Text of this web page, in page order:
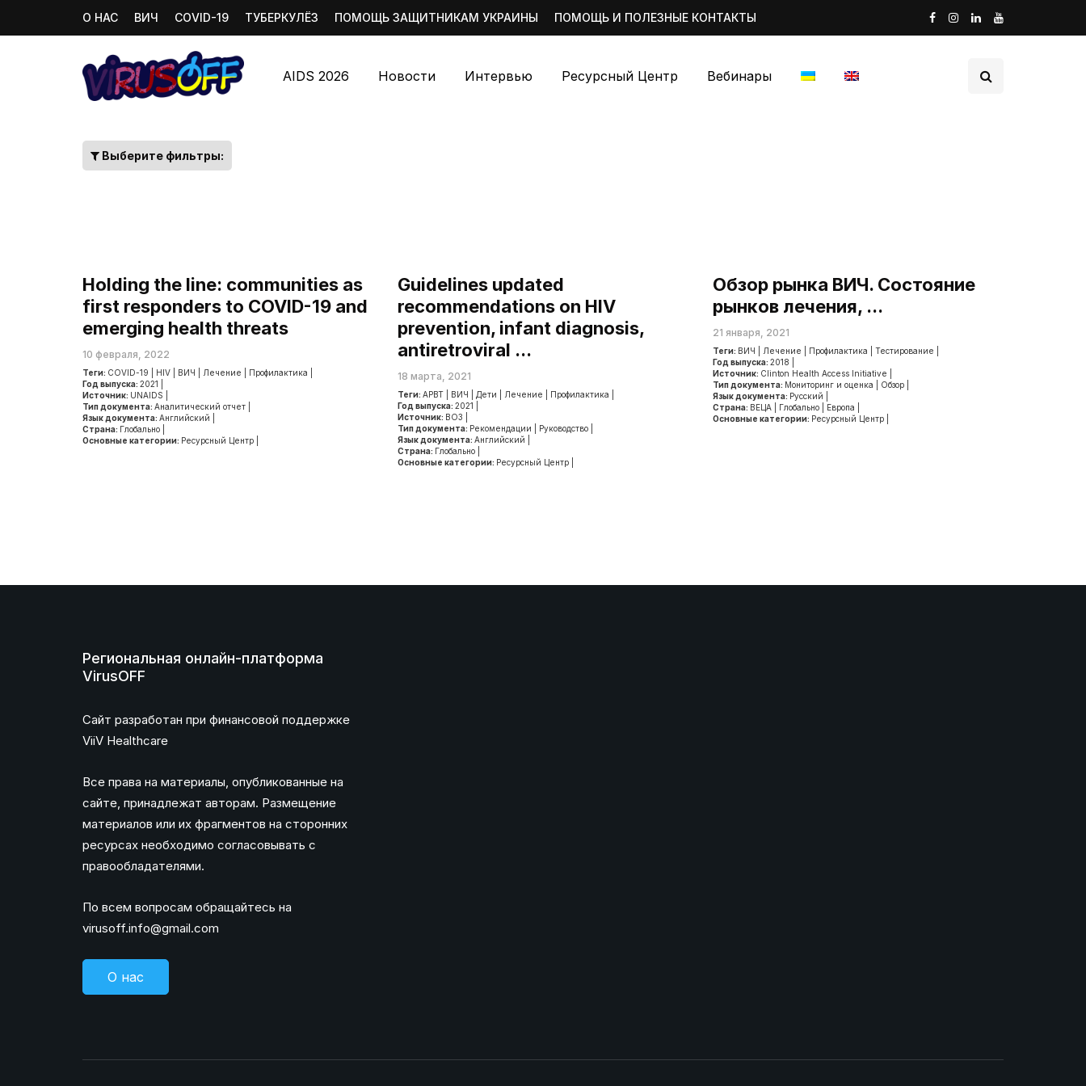
О НАС ВИЧ COVID-19 ТУБЕРКУЛЁЗ ПОМОЩЬ ЗАЩИТНИКАМ УКРАИНЫ ПОМОЩЬ И ПОЛЕЗНЫЕ КОНТАКТЫ
AIDS 2026 Новости Интервью Ресурсный Центр Вебинары
Выберите фильтры:
Holding the line: communities as
first responders to COVID-19 and
emerging health threats
10 февраля, 2022
Теги: COVID-19 HIV ВИЧ Лечение Профилактика
Год выпуска: 2021
Источник: UNAIDS
Тип документа: Аналитический отчет
Язык документа: Английский
Страна: Глобально
Основные категории: Ресурсный Центр
Guidelines updated
recommendations on HIV
prevention, infant diagnosis,
antiretroviral ...
18 марта, 2021
Теги: АРВТ| ВИЧ Дети Лечение Профилактика
Год выпуска: 2021
Источник: ВОЗ
Тип документа: Рекомендации Руководство|
Язык документа: Английский
Страна: Глобально|
Основные категории: Ресурсный Центр|
Обзор рынка ВИЧ. Состояние
рынков лечения, ...
21 января, 2021
Теги: ВИЧ Лечение Профилактика Тестирование
Год выпуска: 2018
Источник: Clinton Health Access Initiative
Тип документа: Мониторинг и оценка Обзор|
Язык документа: Русский
Страна: ВЕЦА| Глобально| Европа
Основные категории: Ресурсный Центр|
Региональная онлайн-платформа
VirusOFF
Сайт разработан при финансовой поддержке
ViiV Healthcare
Все права на материалы, опубликованные на
сайте, принадлежат авторам. Размещение
материалов или их фрагментов на сторонних
ресурсах необходимо согласовывать с
правообладателями.
По всем вопросам обращайтесь на
virusoff.info@gmail.com
О нас